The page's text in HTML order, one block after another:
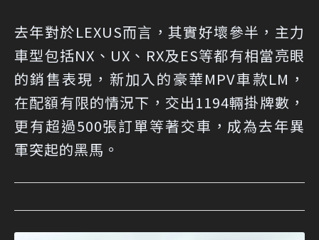
去年對於LEXUS而言，其實好壞參半，主力
車型包括NX、UX、RX及ES等都有相當亮眼
的銷售表現，新加入的豪華MPV車款LM，
在配額有限的情況下，交出1194輛掛牌數，
更有超過500張訂單等著交車，成為去年異
軍突起的黑馬。